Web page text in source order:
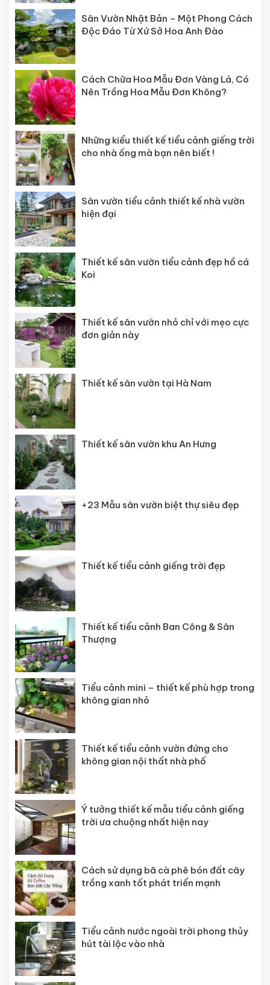
Sân Vườn Nhật Bản – Một Phong Cách
Độc Đáo Từ Xứ Sở Hoa Anh Đào
Cách Chữa Hoa Mẫu Đơn Vàng Lá, Có
Nên Trồng Hoa Mẫu Đơn Không?
Những kiểu thiết kế tiểu cảnh giếng trời
cho nhà ống mà bạn nên biết !
Sân vườn tiểu cảnh thiết kế nhà vườn
hiện đại
Thiết kế sân vườn tiểu cảnh đẹp hồ cá
Koi
Thiết kế sân vườn nhỏ chỉ với mẹo cực
đơn giản này
Thiết kế sân vườn tại Hà Nam
Thiết kế sân vườn khu An Hưng
+23 Mẫu sân vườn biệt thự siêu đẹp
Thiết kế tiểu cảnh giếng trời đẹp
Thiết kế tiểu cảnh Ban Công & Sân
Thượng
Tiểu cảnh mini – thiết kế phù hợp trong
không gian nhỏ
Thiết kế tiểu cảnh vườn đứng cho
không gian nội thất nhà phố
Ý tưởng thiết kế mẫu tiểu cảnh giếng
trời ưa chuộng nhất hiện nay
Cách sử dụng bã cà phê bón đất cây
trồng xanh tốt phát triển mạnh
Tiểu cảnh nước ngoài trời phong thủy
hút tài lộc vào nhà